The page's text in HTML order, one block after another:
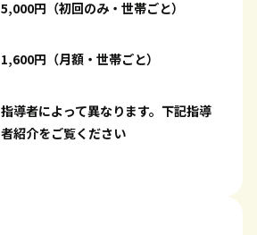
5,000円（初回のみ・世帯ごと）
1,600円（月額・世帯ごと）
指導者によって異なります。下記指導
者紹介をご覧ください